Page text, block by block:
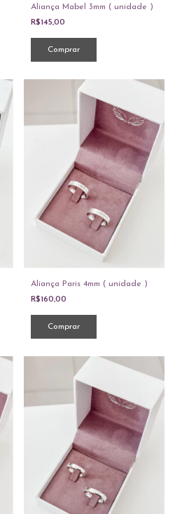
Aliança Mabel 3mm ( unidade )
R$145,00
Comprar
Aliança Paris 4mm ( unidade )
R$160,00
Comprar